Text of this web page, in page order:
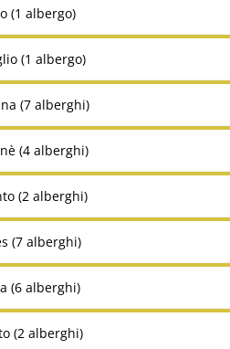
(1 albergo)
(1 albergo)
(7 alberghi)
(4 alberghi)
(2 alberghi)
(7 alberghi)
(6 alberghi)
(2 alberghi)